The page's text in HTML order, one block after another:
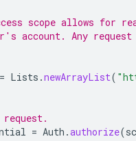
scope allows for
account. Any
= Lists .newArrayList(
= Auth .authorize(